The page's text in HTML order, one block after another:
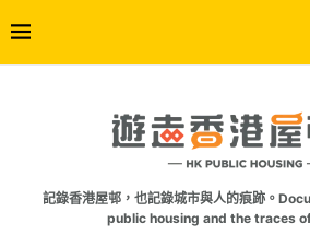
記錄香港屋邨，也記錄城市與人的痕跡。
public housing and the traces